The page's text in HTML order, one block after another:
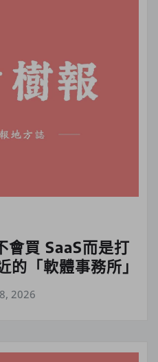
買 SaaS而是打
的「軟體事務所」
2026